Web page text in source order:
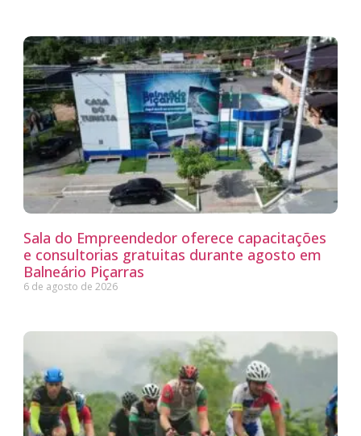
Sala do Empreendedor oferece capacitações
e consultorias gratuitas durante agosto em
Balneário Piçarras
6 de agosto de 2026